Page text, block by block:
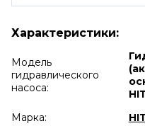
Характеристики:
Модель
гидравлического
насоса:
Марка: